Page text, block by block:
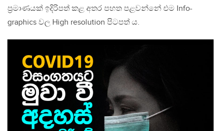
ප්‍රමාණයක් ඉදිරිපත් කළ අතර පහත පළවන්නේ එම Info-
graphics වල High resolution පිටපත් ය.